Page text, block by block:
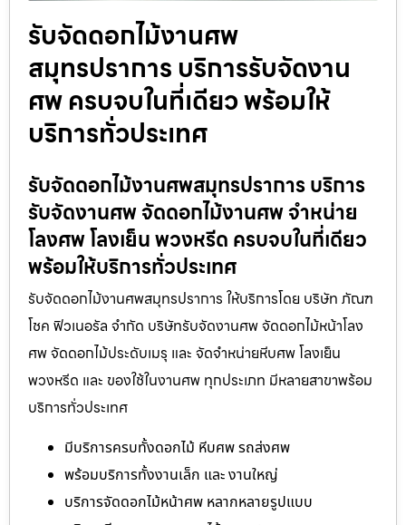
รับจัดดอกไม้งานศพ
สมุทรปราการ บริการรับจัดงาน
ศพ ครบจบในที่เดียว พร้อมให้
บริการทั่วประเทศ
รับจัดดอกไม้งานศพสมุทรปราการ บริการ
รับจัดงานศพ จัดดอกไม้งานศพ จำหน่าย
โลงศพ โลงเย็น พวงหรีด ครบจบในที่เดียว
พร้อมให้บริการทั่วประเทศ
รับจัดดอกไม้งานศพสมุทรปราการ ให้บริการโดย บริษัท ภัณฑ
โชค ฟิวเนอรัล จำกัด บริษัทรับจัดงานศพ จัดดอกไม้หน้าโลง
ศพ จัดดอกไม้ประดับเมรุ และ จัดจำหน่ายหีบศพ โลงเย็น
พวงหรีด และ ของใช้ในงานศพ ทุกประเภท มีหลายสาขาพร้อม
บริการทั่วประเทศ
มีบริการครบทั้งดอกไม้ หีบศพ รถส่งศพ
พร้อมบริการทั้งงานเล็ก และ งานใหญ่
บริการจัดดอกไม้หน้าศพ หลากหลายรูปแบบ